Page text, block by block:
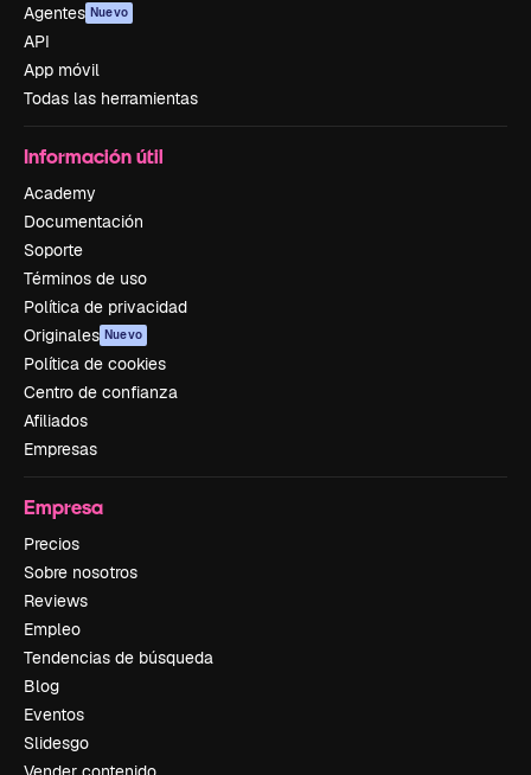
Agentes Nuevo
API
App móvil
Todas las herramientas
Información útil
Academy
Documentación
Soporte
Términos de uso
Política de privacidad
Originales Nuevo
Política de cookies
Centro de confianza
Afiliados
Empresas
Empresa
Precios
Sobre nosotros
Reviews
Empleo
Tendencias de búsqueda
Blog
Eventos
Slidesgo